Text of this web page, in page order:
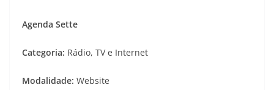
Agenda Sette
Categoria: Rádio, TV e Internet
Modalidade: Website